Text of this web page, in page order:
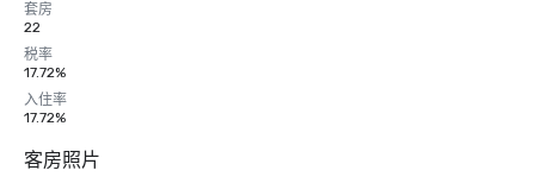
套房
22
税率
17.72%
入住率
17.72%
客房照片